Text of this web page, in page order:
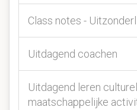
Class notes -
Uitdagend coachen
Uitdagend leren
maatschappelijke